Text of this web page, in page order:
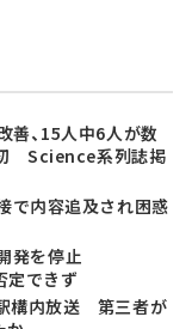
善、15人中6人が数
Science系列誌掲
で内容追及され困惑
発を停止
定できず
構内放送 第三者が